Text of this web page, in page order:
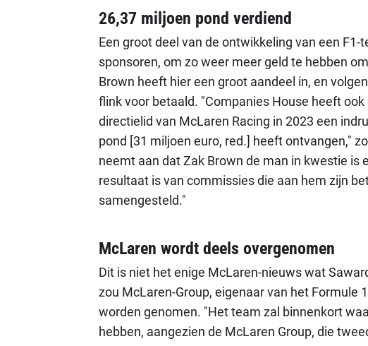
26,37 miljoen pond verdiend
Een groot deel van de ontwikkeling van een
sponsoren, om zo weer meer geld te hebben
Brown heeft hier een groot aandeel in, en
flink voor betaald. "Companies House heeft
directielid van McLaren Racing in 2023 een
pond [31 miljoen euro, red.] heeft ontvangen,"
neemt aan dat Zak Brown de man in kwestie is
resultaat is van commissies die aan hem zijn
samengesteld."
McLaren wordt deels overgenomen
Dit is niet het enige McLaren-nieuws wat
zou McLaren-Group, eigenaar van het Formule
worden genomen. "Het team zal binnenkort
hebben, aangezien de McLaren Group, die